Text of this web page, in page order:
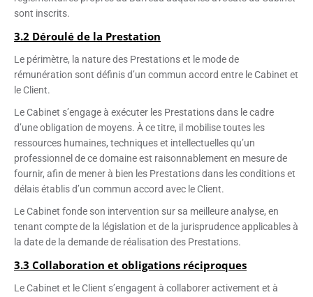
sont inscrits.
3.2 Déroulé de la Prestation
Le périmètre, la nature des Prestations et le mode de
rémunération sont définis d’un commun accord entre le Cabinet et
le Client.
Le Cabinet s’engage à exécuter les Prestations dans le cadre
d’une obligation de moyens. À ce titre, il mobilise toutes les
ressources humaines, techniques et intellectuelles qu’un
professionnel de ce domaine est raisonnablement en mesure de
fournir, afin de mener à bien les Prestations dans les conditions et
délais établis d’un commun accord avec le Client.
Le Cabinet fonde son intervention sur sa meilleure analyse, en
tenant compte de la législation et de la jurisprudence applicables à
la date de la demande de réalisation des Prestations.
3.3 Collaboration et obligations réciproques
Le Cabinet et le Client s’engagent à collaborer activement et à